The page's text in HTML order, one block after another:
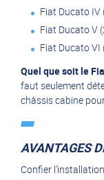
Fiat Ducato IV
Fiat Ducato V
Fiat Ducato VI
Quel que soit le
faut seulement
châssis cabine
AVANTAGES
Confier